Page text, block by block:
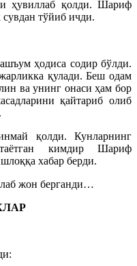
ҳувиллаб қолди. Шариф
сувдан тўйиб ичди.
ҳодиса содир бўлди.
қулади. Беш одам
ва унинг онаси ҳам бор
қайтариб олиб
қолди. Кунларнинг
кимдир Шариф
хабар берди.
жон берганди…